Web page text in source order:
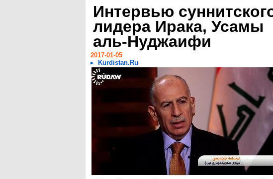
Интервью
лидера Ирака, Усамы
аль-Нуджаифи
2017-01-05
Kurdistan.Ru